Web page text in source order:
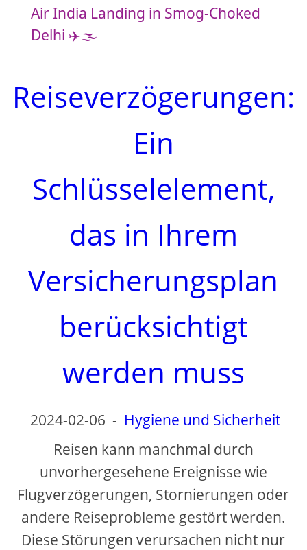
a
V
i
d
e
Air India Landing in Smog-Choked
Delhi ✈️🌫️
Reiseverzögerungen:
Ein
Schlüsselelement,
das in Ihrem
Versicherungsplan
berücksichtigt
werden muss
2024-02-06 - Hygiene und Sicherheit
Reisen kann manchmal durch
unvorhergesehene Ereignisse wie
Flugverzögerungen, Stornierungen oder
andere Reiseprobleme gestört werden.
Diese Störungen verursachen nicht nur